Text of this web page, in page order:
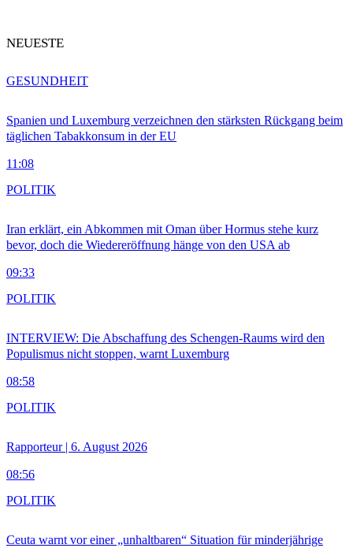
NEUESTE
Spanien und Luxemburg verzeichnen den stärksten Rückgang beim
täglichen Tabakkonsum in der EU
11:08
GESUNDHEIT
Iran erklärt, ein Abkommen mit Oman über Hormus stehe kurz
bevor, doch die Wiedereröffnung hänge von den USA ab
09:33
POLITIK
INTERVIEW: Die Abschaffung des Schengen-Raums wird den
Populismus nicht stoppen, warnt Luxemburg
08:58
POLITIK
Rapporteur | 6. August 2026
08:56
POLITIK
Ceuta warnt vor einer „unhaltbaren“ Situation für minderjährige
POLITIK